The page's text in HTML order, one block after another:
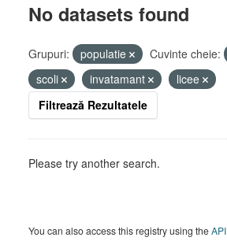
No datasets found
Grupuri: populatie Cuvinte cheie:
scoli
invatamant
licee
Filtrează Rezultatele
Please try another search.
You can also access this registry using theAPI